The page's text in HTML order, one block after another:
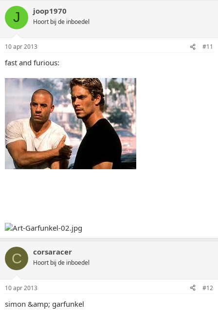
J joop1970
Hoort bij de inboedel
10 apr 2013 #11
fast and furious:
C corsaracer
Hoort bij de inboedel
10 apr 2013 #12
simon &amp; garfunkel